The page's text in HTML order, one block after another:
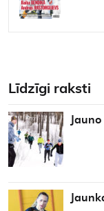
Līdzīgi raksti